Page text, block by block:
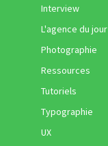
Interview
L'agence du jour
Photographie
Ressources
Tutoriels
Typographie
UX